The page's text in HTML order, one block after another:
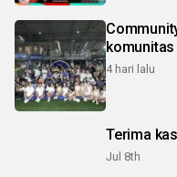
4 hari lalu
Terima
Jul 8th